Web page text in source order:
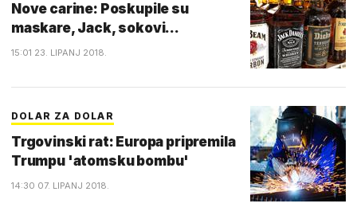
Nove carine: Poskupile su
maskare, Jack, sokovi...
15:01 23. LIPANJ 2018.
DOLAR ZA DOLAR
Trgovinski rat: Europa pripremila
Trumpu 'atomsku bombu'
14:30 07. LIPANJ 2018.